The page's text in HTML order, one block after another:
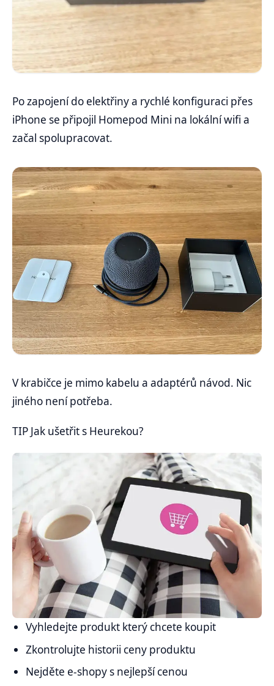
Po zapojení do elektřiny a rychlé konfiguraci přes
iPhone se připojil Homepod Mini na lokální wifi a
začal spolupracovat.
V krabičce je mimo kabelu a adaptérů návod. Nic
jiného není potřeba.
TIP Jak ušetřit s Heurekou?
Vyhledejte produkt který chcete koupit
Zkontrolujte historii ceny produktu
Nejděte e-shopy s nejlepší cenou